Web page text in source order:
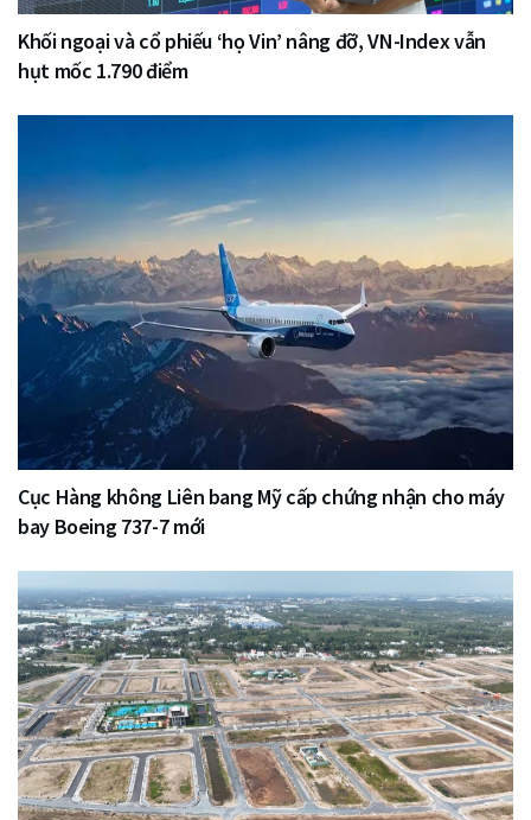
Khối ngoại và cổ phiếu ‘họ Vin’ nâng đỡ, VN-Index vẫn
hụt mốc 1.790 điểm
Cục Hàng không Liên bang Mỹ cấp chứng nhận cho máy
bay Boeing 737-7 mới